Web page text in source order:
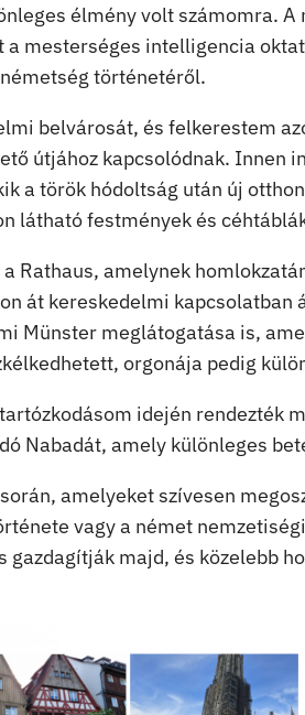
élmény volt számomra.
mesterséges intelligencia
történetéről.
belvárosát, és felkerestem
útjához kapcsolódnak. Innen
a török hódoltság után új
látható festmények és
Rathaus, amelynek
át kereskedelmi kapcsolatban
Münster meglátogatása is,
orgonája pedig
idején rendezték
Nabadát, amely különleges
amelyeket szívesen
vagy a német
majd, és közelebb